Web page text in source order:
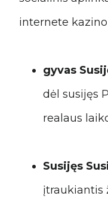
internete
gyvas
dėl susijęs
realaus
Susijęs
įtraukiantis